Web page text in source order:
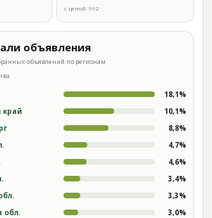
с ценой: 992
объявления
объявлений по регионам.
18,1%
край 10,1%
8,8%
4,7%
4,6%
3,4%
3,3%
обл. 3,0%